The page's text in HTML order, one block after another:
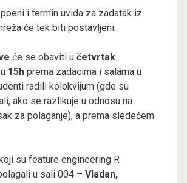
poeni i termin uvida za zadatak iz
će tek biti postavljeni.
će se obaviti u četvrtak
15hprema zadacima i salama u
radili kolokvijum (gde su
ako se razlikuje u odnosu na
za polaganje), a prema sledećem
su feature engineering R
u sali 004 – Vladan,